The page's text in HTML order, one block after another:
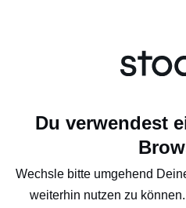
Du verwendest
Wechsle bitte umgehend
weiterhin nutzen zu